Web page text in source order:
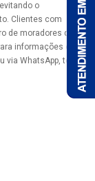
o
Clientes com
de moradores da
informações ou
via WhatsApp, tendo